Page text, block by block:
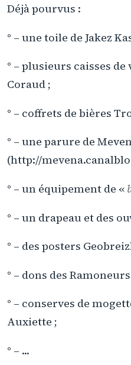
Déjà pourvus :
° – une toile de Jakez
° – plusieurs caisses
Coraud ;
° – coffrets de bières
° – une parure de
(http://
° – un équipement de «
° – un drapeau et des
° – des posters
° – dons des
° – conserves de
Auxiette ;
° – ...